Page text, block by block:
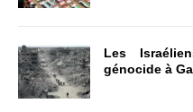
Les
génocide à